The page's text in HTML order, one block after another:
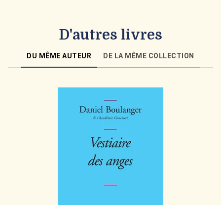
D'autres livres
DU MÊME AUTEUR DE LA MÊME COLLECTION